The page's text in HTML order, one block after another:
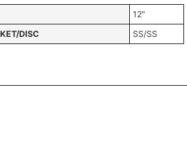
12"
DISC
SS/SS